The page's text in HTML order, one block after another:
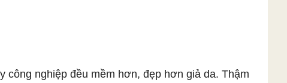
công nghiệp đều mềm hơn, đẹp hơn giả da. Thậm